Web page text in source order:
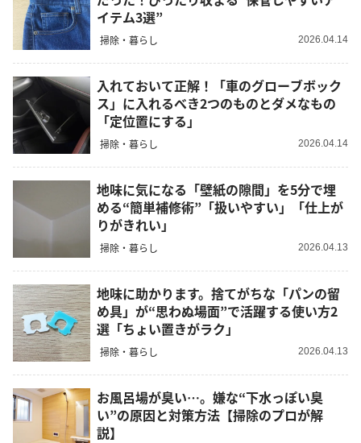
イテム3選”
掃除・暮らし 2026.04.14
入れておいて正解！「車のグローブボック
ス」に入れるべき2つのものとダメなもの
「定位置にする」
掃除・暮らし 2026.04.14
地味に気になる「壁紙の隙間」を5分で埋
める“簡単補修術”「扱いやすい」「仕上が
りがきれい」
掃除・暮らし 2026.04.13
地味に助かります。捨てがちな「パンの留
め具」が“思わぬ場面”で活躍する使い方2
選「ちょい置きがラク」
掃除・暮らし 2026.04.13
お風呂場が臭い…。嫌な“下水っぽい臭
い”の原因と対策方法【掃除のプロが解
説】